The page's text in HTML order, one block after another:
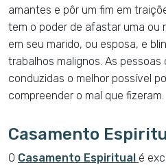
amantes e pôr um fim em
tem o poder de afastar uma ou
em seu marido, ou esposa, e
trabalhos malignos. As
conduzidas o melhor possível
compreender o mal que fizeram.
Casamento
O Casamento Espiritual é